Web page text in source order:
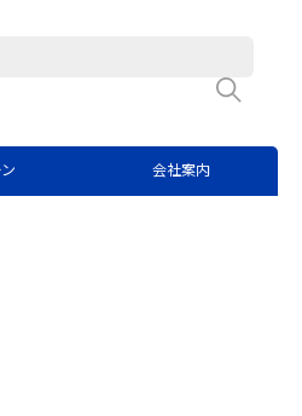
会社案内